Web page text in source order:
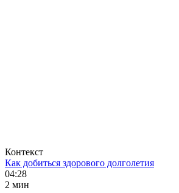
Контекст
Как добиться здорового долголетия
04:28
2 мин